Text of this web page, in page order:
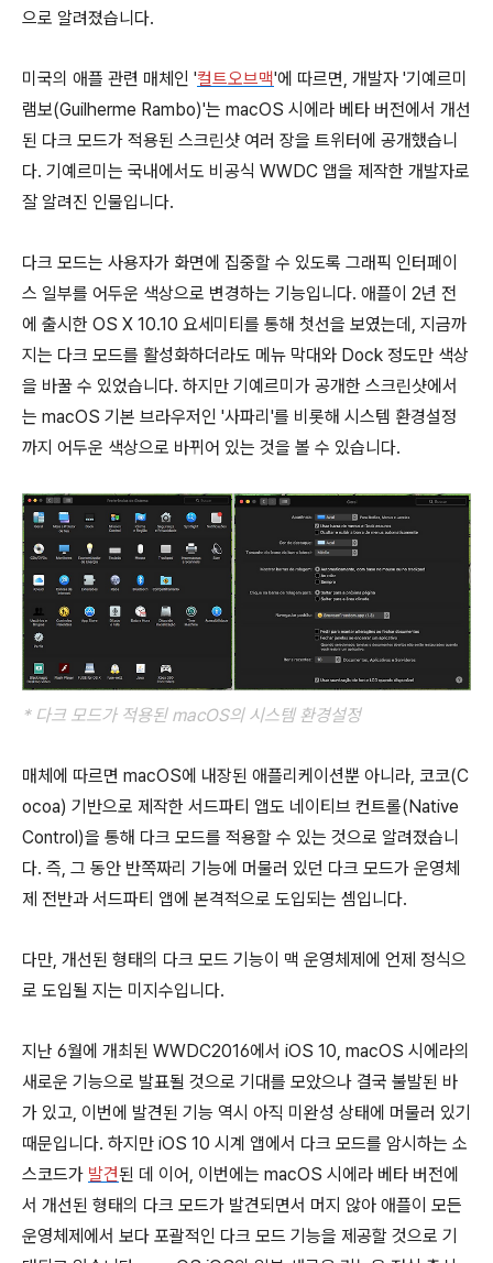
으로 알려졌습니다.
미국의 애플 관련 매체인 '컬트오브맥'에 따르면, 개발자 '기예르미
램보(Guilherme Rambo)'는 macOS 시에라 베타 버전에서 개선
된 다크 모드가 적용된 스크린샷 여러 장을 트위터에 공개했습니
다. 기예르미는 국내에서도 비공식 WWDC 앱을 제작한 개발자로
잘 알려진 인물입니다.
다크 모드는 사용자가 화면에 집중할 수 있도록 그래픽 인터페이
스 일부를 어두운 색상으로 변경하는 기능입니다. 애플이 2년 전
에 출시한 OS X 10.10 요세미티를 통해 첫선을 보였는데, 지금까
지는 다크 모드를 활성화하더라도 메뉴 막대와 Dock 정도만 색상
을 바꿀 수 있었습니다. 하지만 기예르미가 공개한 스크린샷에서
는 macOS 기본 브라우저인 '사파리'를 비롯해 시스템 환경설정
까지 어두운 색상으로 바뀌어 있는 것을 볼 수 있습니다.
* 다크 모드가 적용된macOS의 시스템 환경설정
매체에 따르면 macOS에 내장된 애플리케이션뿐 아니라, 코코(C
ocoa) 기반으로 제작한 서드파티 앱도 네이티브 컨트롤(Native
Control)을 통해 다크 모드를 적용할 수 있는 것으로 알려졌습니
다. 즉, 그 동안 반쪽짜리 기능에 머물러 있던 다크 모드가 운영체
제 전반과 서드파티 앱에 본격적으로 도입되는 셈입니다.
다만, 개선된 형태의 다크 모드 기능이 맥 운영체제에 언제 정식으
로 도입될 지는 미지수입니다.
지난 6월에 개최된 WWDC2016에서 iOS 10, macOS 시에라의
새로운 기능으로 발표될 것으로 기대를 모았으나 결국 불발된 바
가 있고, 이번에 발견된 기능 역시 아직 미완성 상태에 머물러 있기
때문입니다. 하지만 iOS 10 시계 앱에서 다크 모드를 암시하는 소
스코드가 발견된 데 이어, 이번에는 macOS 시에라 베타 버전에
서 개선된 형태의 다크 모드가 발견되면서 머지 않아 애플이 모든
운영체제에서 보다 포괄적인 다크 모드 기능을 제공할 것으로 기